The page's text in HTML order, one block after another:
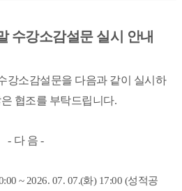
수강소감설문 실시 안내
강소감설문을 다음과 같이 실시하
협조를 부탁드립니다.
- 다 음 -
~ 2026. 07. 07.(화) 17:00 (성적공